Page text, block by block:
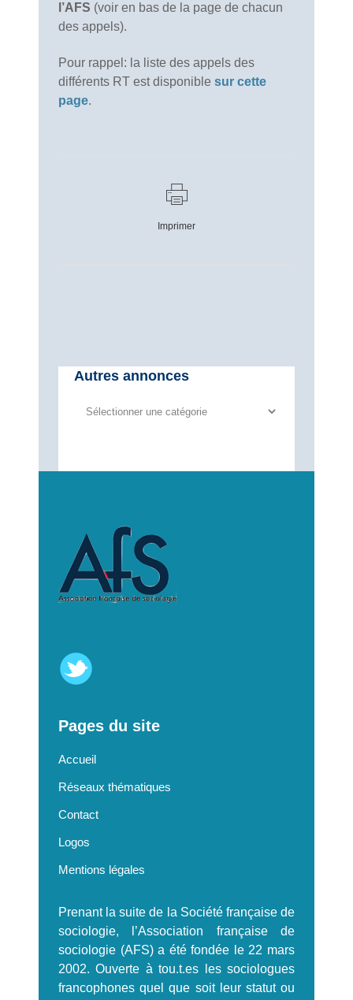
l’AFS (voir en bas de la page de chacun
des appels).
Pour rappel: la liste des appels des
différents RT est disponible sur cette
page.
Imprimer
Autres annonces
Autres
Pages du site
Accueil
Réseaux thématiques
Contact
Logos
Mentions légales
Prenant la suite de la Société française de
sociologie, l’Association française de
sociologie (AFS) a été fondée le 22 mars
2002. Ouverte à tou.t.es les sociologues
francophones quel que soit leur statut ou